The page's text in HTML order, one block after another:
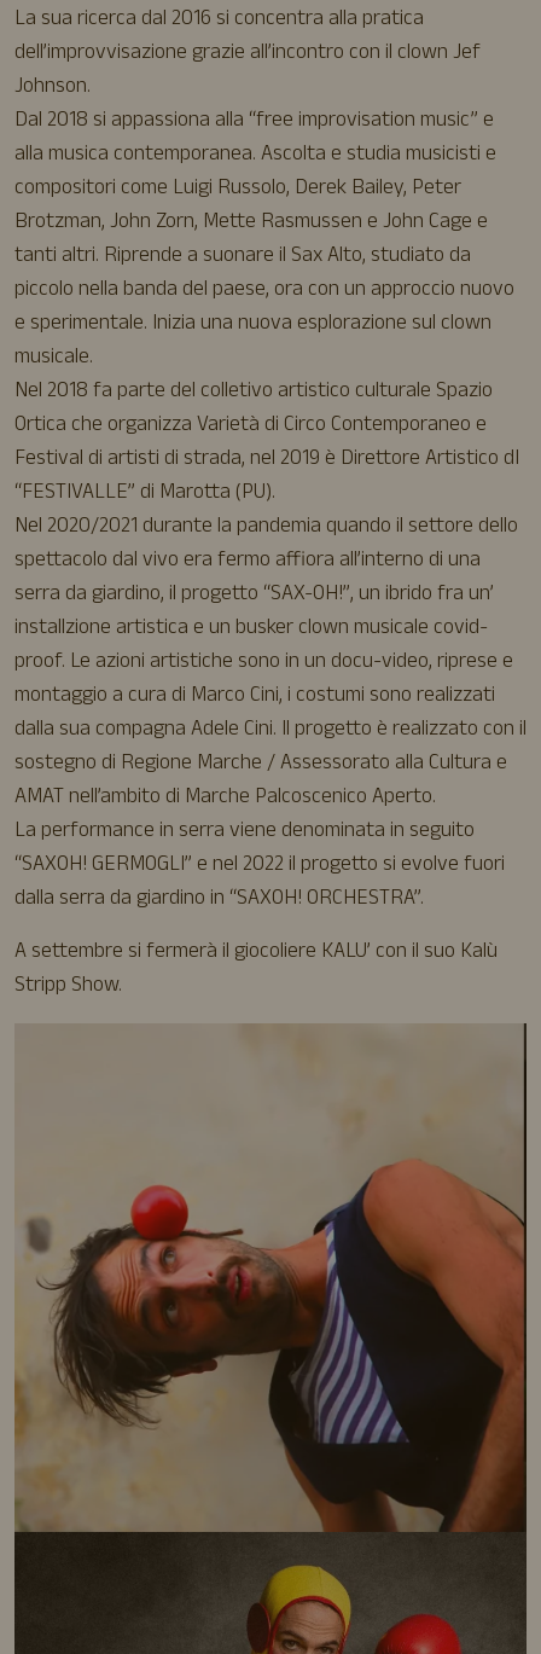
La sua ricerca dal 2016 si concentra alla pratica
dell’improvvisazione grazie all’incontro con il clown Jef
Johnson.
Dal 2018 si appassiona alla “free improvisation music” e
alla musica contemporanea. Ascolta e studia musicisti e
compositori come Luigi Russolo, Derek Bailey, Peter
Brotzman, John Zorn, Mette Rasmussen e John Cage e
tanti altri. Riprende a suonare il Sax Alto, studiato da
piccolo nella banda del paese, ora con un approccio nuovo
e sperimentale. Inizia una nuova esplorazione sul clown
musicale.
Nel 2018 fa parte del colletivo artistico culturale Spazio
Ortica che organizza Varietà di Circo Contemporaneo e
Festival di artisti di strada, nel 2019 è Direttore Artistico dI
“FESTIVALLE” di Marotta (PU).
Nel 2020/2021 durante la pandemia quando il settore dello
spettacolo dal vivo era fermo affiora all’interno di una
serra da giardino, il progetto “SAX-OH!”, un ibrido fra un’
installzione artistica e un busker clown musicale covid-
proof. Le azioni artistiche sono in un docu-video, riprese e
montaggio a cura di Marco Cini, i costumi sono realizzati
dalla sua compagna Adele Cini. Il progetto è realizzato con il
sostegno di Regione Marche / Assessorato alla Cultura e
AMAT nell’ambito di Marche Palcoscenico Aperto.
La performance in serra viene denominata in seguito
“SAXOH! GERMOGLI” e nel 2022 il progetto si evolve fuori
dalla serra da giardino in “SAXOH! ORCHESTRA”.
A settembre si fermerà il giocoliere KALU’ con il suo Kalù
Stripp Show.